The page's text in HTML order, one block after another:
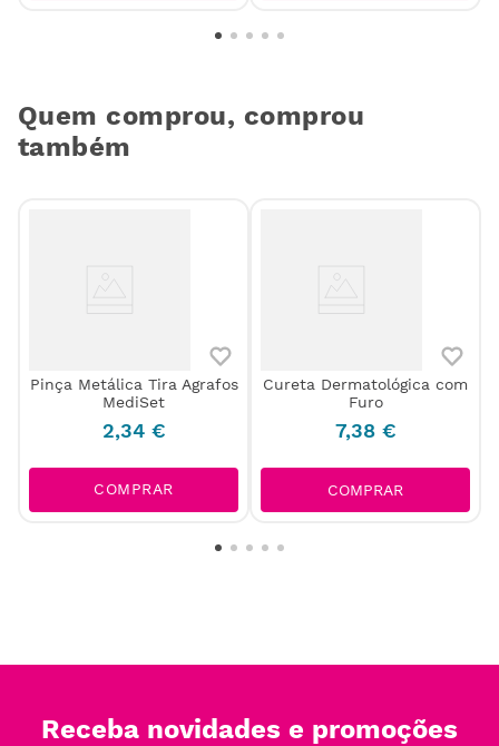
Quem comprou, comprou
também
Pinça Metálica Tira Agrafos
MediSet
2,34 €
COMPRAR
Cureta Dermatológica com
Furo
7,38 €
COMPRAR
Receba novidades e promoções